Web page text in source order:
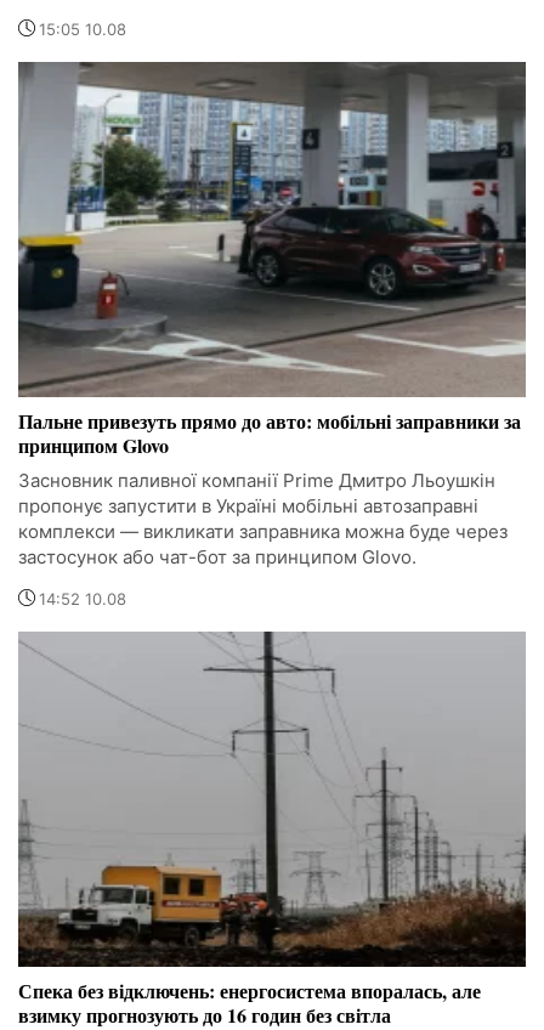
15:05 10.08
Пальне привезуть прямо до авто: мобільні заправники за
принципом Glovo
Засновник паливної компанії Prime Дмитро Льоушкін
пропонує запустити в Україні мобільні автозаправні
комплекси — викликати заправника можна буде через
застосунок або чат-бот за принципом Glovo.
14:52 10.08
Спека без відключень: енергосистема впоралась, але
взимку прогнозують до 16 годин без світла